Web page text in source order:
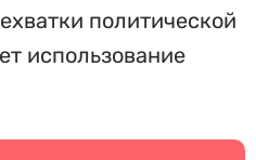
политической
использование